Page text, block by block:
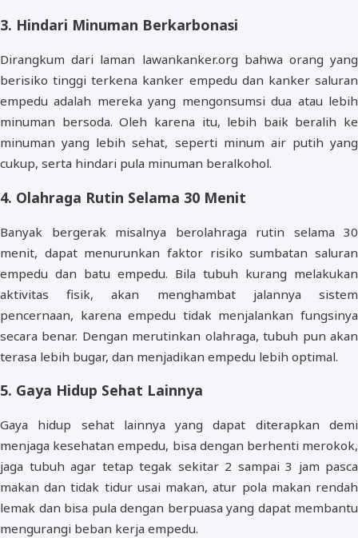
3. Hindari Minuman Berkarbonasi
Dirangkum dari laman lawankanker.org bahwa orang yang
berisiko tinggi terkena kanker empedu dan kanker saluran
empedu adalah mereka yang mengonsumsi dua atau lebih
minuman bersoda. Oleh karena itu, lebih baik beralih ke
minuman yang lebih sehat, seperti minum air putih yang
cukup, serta hindari pula minuman beralkohol.
4. Olahraga Rutin Selama 30 Menit
Banyak bergerak misalnya berolahraga rutin selama 30
menit, dapat menurunkan faktor risiko sumbatan saluran
empedu dan batu empedu. Bila tubuh kurang melakukan
aktivitas fisik, akan menghambat jalannya sistem
pencernaan, karena empedu tidak menjalankan fungsinya
secara benar. Dengan merutinkan olahraga, tubuh pun akan
terasa lebih bugar, dan menjadikan empedu lebih optimal.
5. Gaya Hidup Sehat Lainnya
Gaya hidup sehat lainnya yang dapat diterapkan demi
menjaga kesehatan empedu, bisa dengan berhenti merokok,
jaga tubuh agar tetap tegak sekitar 2 sampai 3 jam pasca
makan dan tidak tidur usai makan, atur pola makan rendah
lemak dan bisa pula dengan berpuasa yang dapat membantu
mengurangi beban kerja empedu.